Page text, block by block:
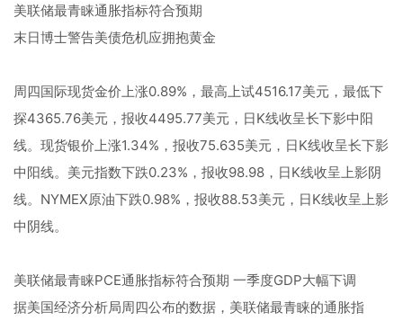
美联储最青睐通胀指标符合预期
末日博士警告美债危机应拥抱黄金
周四国际现货金价上涨0.89%，最高上试4516.17美元，最低下
探4365.76美元，报收4495.77美元，日K线收呈长下影中阳
线。现货银价上涨1.34%，报收75.635美元，日K线收呈长下影
中阳线。美元指数下跌0.23%，报收98.98，日K线收呈上影阴
线。NYMEX原油下跌0.98%，报收88.53美元，日K线收呈上影
中阴线。
美联储最青睐PCE通胀指标符合预期 一季度GDP大幅下调
据美国经济分析局周四公布的数据，美联储最青睐的通胀指